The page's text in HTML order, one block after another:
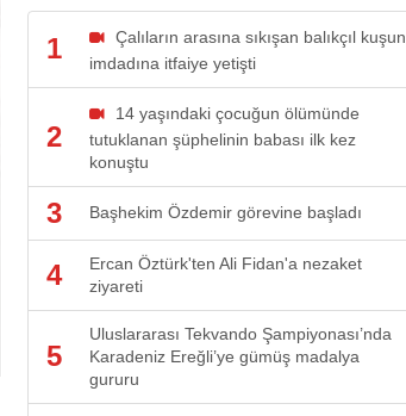
1
Çalıların arasına sıkışan balıkçıl kuşun
imdadına itfaiye yetişti
2
14 yaşındaki çocuğun ölümünde
tutuklanan şüphelinin babası ilk kez
konuştu
3 Başhekim Özdemir görevine başladı
4
Ercan Öztürk'ten Ali Fidan'a nezaket
ziyareti
5
Uluslararası Tekvando Şampiyonası’nda
Karadeniz Ereğli’ye gümüş madalya
gururu